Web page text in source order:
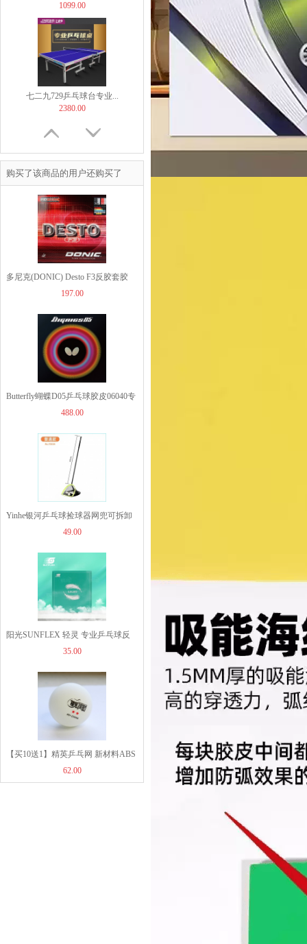
1099.00
七二九729乒乓球台专业...
2380.00
TIBHAR挺拔飞舞紫金...
169.00
60.00
49.00
1260.00
JOOLA优拉雨果同款乒...
960.00
购买了该商品的用户还购买了
多尼克(DONIC) Desto F3反胶套胶
197.00
Butterfly蝴蝶D05乒乓球胶皮06040专
业涩性反胶乒乓球套胶
488.00
Yinhe银河乒乓球捡球器网兜可拆卸
更换灵活轻便 7033A捡球网
49.00
阳光SUNFLEX 轻灵 专业乒乓球反
手轻量型粘性反胶套胶
35.00
【买10送1】精英乒乓网 新材料ABS
40+ 二星训练乒乓球 100粒装
62.00